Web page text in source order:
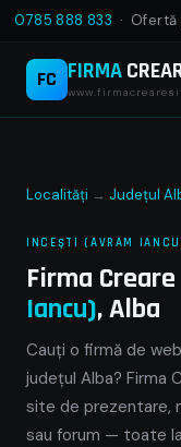
0785 888 833 ·
FC FIRMA
Localități → Județul
INCEŞTI (AVRAM
Firma
Iancu), Alba
Cauți o firmă de
județul Alba? Firma
site de prezentare,
sau forum — toate